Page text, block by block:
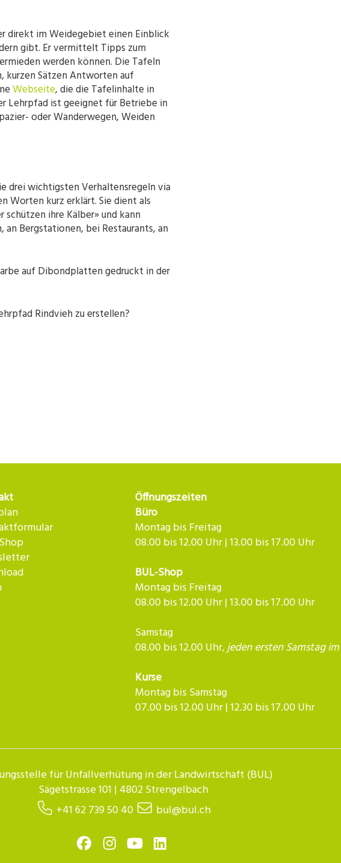
direkt im Weidegebiet einen Einblick
gibt. Er vermittelt Tipps zum
werden können. Die Tafeln
kurzen Sätzen Antworten auf
Webseite, die die Tafelinhalte in
Lehrpfad ist geeignet für Betriebe in
oder Wanderwegen, Weiden
drei wichtigsten Verhaltensregeln via
Worten kurz erklärt. Sie dient als
ihre Kälber» und kann
Bergstationen, bei Restaurants, an
auf Dibondplatten gedruckt in der
Rindvieh zu erstellen?
Öffnungszeiten
Büro
Montag bis Freitag
08.00 bis 12.00 Uhr | 13.00 bis 17.00 Uhr
BUL-Shop
Montag bis Freitag
08.00 bis 12.00 Uhr | 13.00 bis 17.00 Uhr
Samstag
08.00 bis 12.00 Uhr,jeden ersten Samstag
Kurse
Montag bis Samstag
07.00 bis 12.00 Uhr | 12.30 bis 17.00 Uhr​​​​​​
für Unfallverhütung in der Landwirtschaft (BUL)
Sägetstrasse 101 | 4802 Strengelbach
+41 62 739 50 40
bul@bul.ch